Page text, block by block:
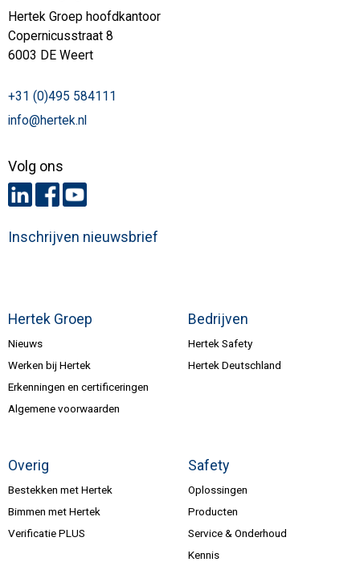
Hertek Groep
Nieuws
Werken bij Hertek
Erkenningen en certificeringen
Algemene voorwaarden
Bedrijven
Hertek Safety
Hertek Deutschland
Overig
Bestekken met Hertek
Bimmen met Hertek
Verificatie PLUS
Safety
Oplossingen
Producten
Service & Onderhoud
Kennis
Hertek Groep hoofdkantoor
Copernicusstraat 8
6003 DE Weert
+31 (0)495 584111
info@hertek.nl
Volg ons
Inschrijven nieuwsbrief